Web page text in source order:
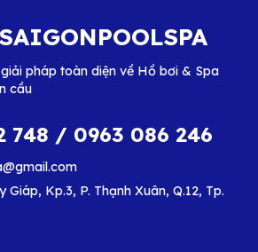
pháp toàn diện về Hồ bơi & Spa
cầu
748 / 0963 086 246
Giáp, Kp.3, P. Thạnh Xuân, Q.12, Tp.